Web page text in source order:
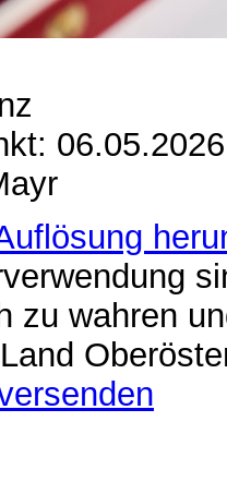
06.05.2026
zu wahren